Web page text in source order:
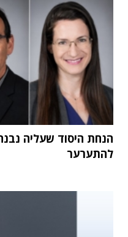
הנחת היסוד שעליה
להתערער